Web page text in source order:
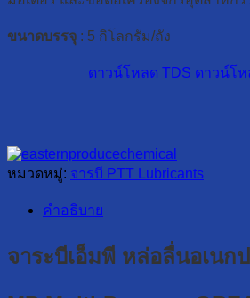
ขนาดบรรจุ : 5 กิโลกรัม/ถัง
ดาวน์โหลด TDS ดาวน์โห
หมวดหมู่: จารบี PTT Lubricants
คำอธิบาย
จาระบีเอ็มพี หล่อลื่นอเนก